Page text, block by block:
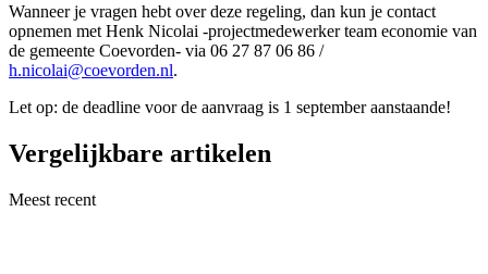
Wanneer je vragen hebt over deze regeling, dan kun je contact
opnemen met Henk Nicolai -projectmedewerker team economie van
de gemeente Coevorden- via 06 27 87 06 86 /
h.nicolai@coevorden.nl.
Let op: de deadline voor de aanvraag is 1 september aanstaande!
Vergelijkbare artikelen
Meest recent